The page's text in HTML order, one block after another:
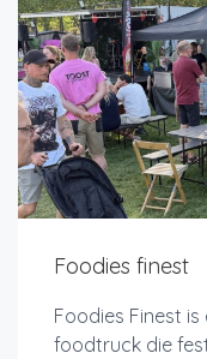
Foodies finest
Foodies Finest
foodtruck die